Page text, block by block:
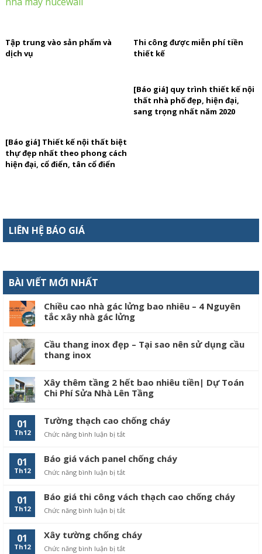
Tập trung vào sản phẩm và
dịch vụ
Thi công được miễn phí tiền
thiết kế
[Báo giá] Thiết kế nội thất biệt
thự đẹp nhất theo phong cách
hiện đại, cổ điển, tân cổ điển
[Báo giá] quy trình thiết kế nội
thất nhà phố đẹp, hiện đại,
sang trọng nhất năm 2020
LIÊN HỆ BÁO GIÁ
BÀI VIẾT MỚI NHẤT
Chiều cao nhà gác lửng bao nhiêu – 4 Nguyên
tắc xây nhà gác lửng
Cầu thang inox đẹp – Tại sao nên sử dụng cầu
thang inox
Xây thêm tầng 2 hết bao nhiêu tiền| Dự Toán
Chi Phí Sửa Nhà Lên Tầng
01
Th12
Tường thạch cao chống cháy
Chức năng bình luận bị tắt
thạch
cao
01
Th12
Báo giá vách panel chống cháy
Chức năng bình luận bị tắt
giá
vách
cháy
01
Th12
Báo giá thi công vách thạch cao chống cháy
Chức năng bình luận bị tắt
giá
thi
01
Th12
Xây tường chống cháy
Chức năng bình luận bị tắt